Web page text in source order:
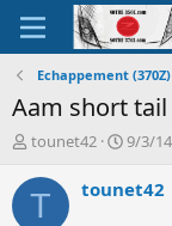
Echappement (370Z)
Aam short tail
A
t
tounet42
D
t
9/3/14
T tounet42